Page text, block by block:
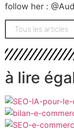
follow her :
Tous les articles
à lire